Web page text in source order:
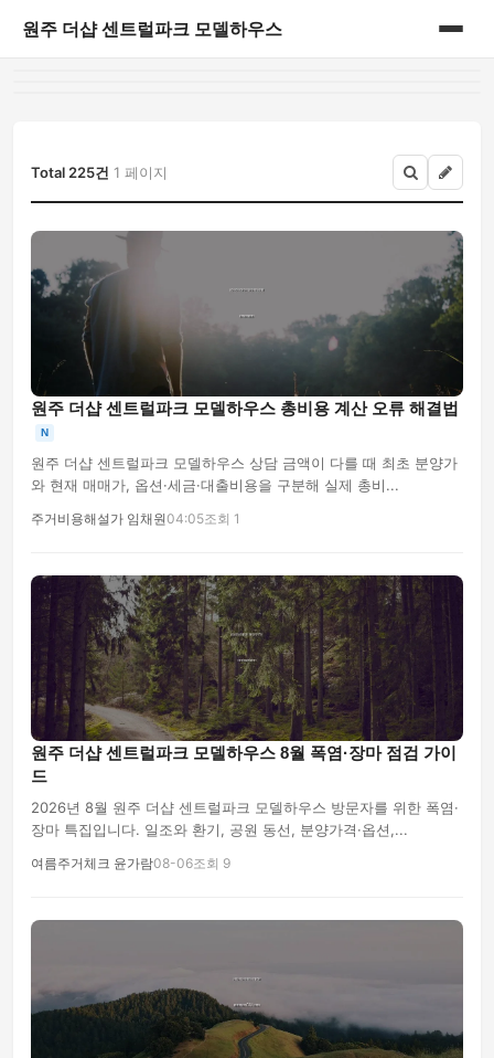
원주 더샵 센트럴파크 모델하우스
Total 225건 1 페이지
원주 더샵 센트럴파크 모델하우스 총비용 계산 오류 해결법
N
원주 더샵 센트럴파크 모델하우스 상담 금액이 다를 때 최초 분양가
와 현재 매매가, 옵션·세금·대출비용을 구분해 실제 총비...
주거비용해설가 임채원04:05조회 1
원주 더샵 센트럴파크 모델하우스 8월 폭염·장마 점검 가이
드
2026년 8월 원주 더샵 센트럴파크 모델하우스 방문자를 위한 폭염·
장마 특집입니다. 일조와 환기, 공원 동선, 분양가격·옵션,...
여름주거체크 윤가람08-06조회 9